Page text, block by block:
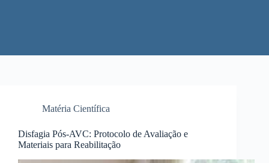
Matéria Científica
Disfagia Pós-AVC: Protocolo de Avaliação e
Materiais para Reabilitação